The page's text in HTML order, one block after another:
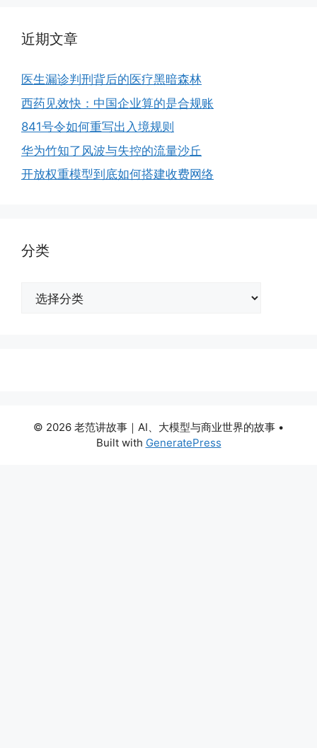
近期文章
医生漏诊判刑背后的医疗黑暗森林
西药见效快：中国企业算的是合规账
841号令如何重写出入境规则
华为竹知了风波与失控的流量沙丘
开放权重模型到底如何搭建收费网络
分类
© 2026 老范讲故事｜AI、大模型与商业世界的故事 •
Built with GeneratePress